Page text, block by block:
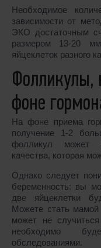
Необходимое
зависимости от
ЭКО достаточным
размером 13-20
яйцеклеток разного
Фолликулы,
фоне
На фоне приема
получение 1-2
фолликул может
качества, которая
Однако следует
беременность: вы
две яйцеклетки
Можете стать мамой
может не
необходимо
обследованиями.